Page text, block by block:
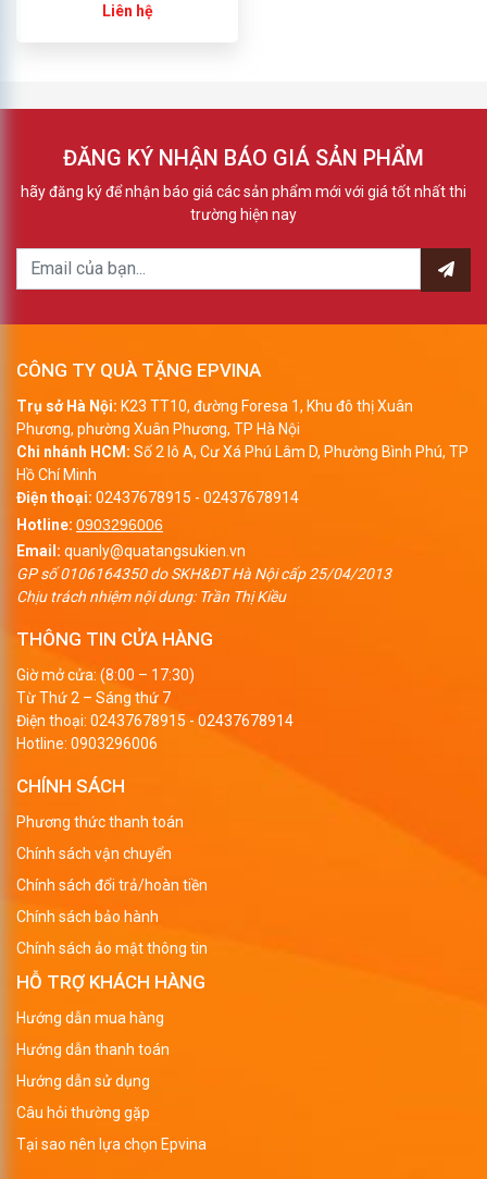
Liên hệ
ĐĂNG KÝ NHẬN BÁO GIÁ SẢN PHẨM
hãy đăng ký để nhận báo giá các sản phẩm mới với giá tốt nhất thi
trường hiện nay
CÔNG TY QUÀ TẶNG EPVINA
Trụ sở Hà Nội: K23 TT10, đường Foresa 1, Khu đô thị Xuân
Phương, phường Xuân Phương, TP Hà Nội
Chi nhánh HCM: Số 2 lô A, Cư Xá Phú Lâm D, Phường Bình Phú, TP
Hồ Chí Minh
Điện thoại: 02437678915 - 02437678914
Hotline: 0903296006
Email: quanly@quatangsukien.vn
GP số 0106164350 do SKH&ĐT Hà Nội cấp 25/04/2013
Chịu trách nhiệm nội dung: Trần Thị Kiều
THÔNG TIN CỬA HÀNG
Giờ mở cửa: (8:00 – 17:30)
Từ Thứ 2 – Sáng thứ 7
Điện thoại: 02437678915 - 02437678914
Hotline: 0903296006
CHÍNH SÁCH
Phương thức thanh toán
Chính sách vận chuyển
Chính sách đổi trả/hoàn tiền
Chính sách bảo hành
Chính sách ảo mật thông tin
HỖ TRỢ KHÁCH HÀNG
Hướng dẫn mua hàng
Hướng dẫn thanh toán
Hướng dẫn sử dụng
Câu hỏi thường gặp
Tại sao nên lựa chọn Epvina